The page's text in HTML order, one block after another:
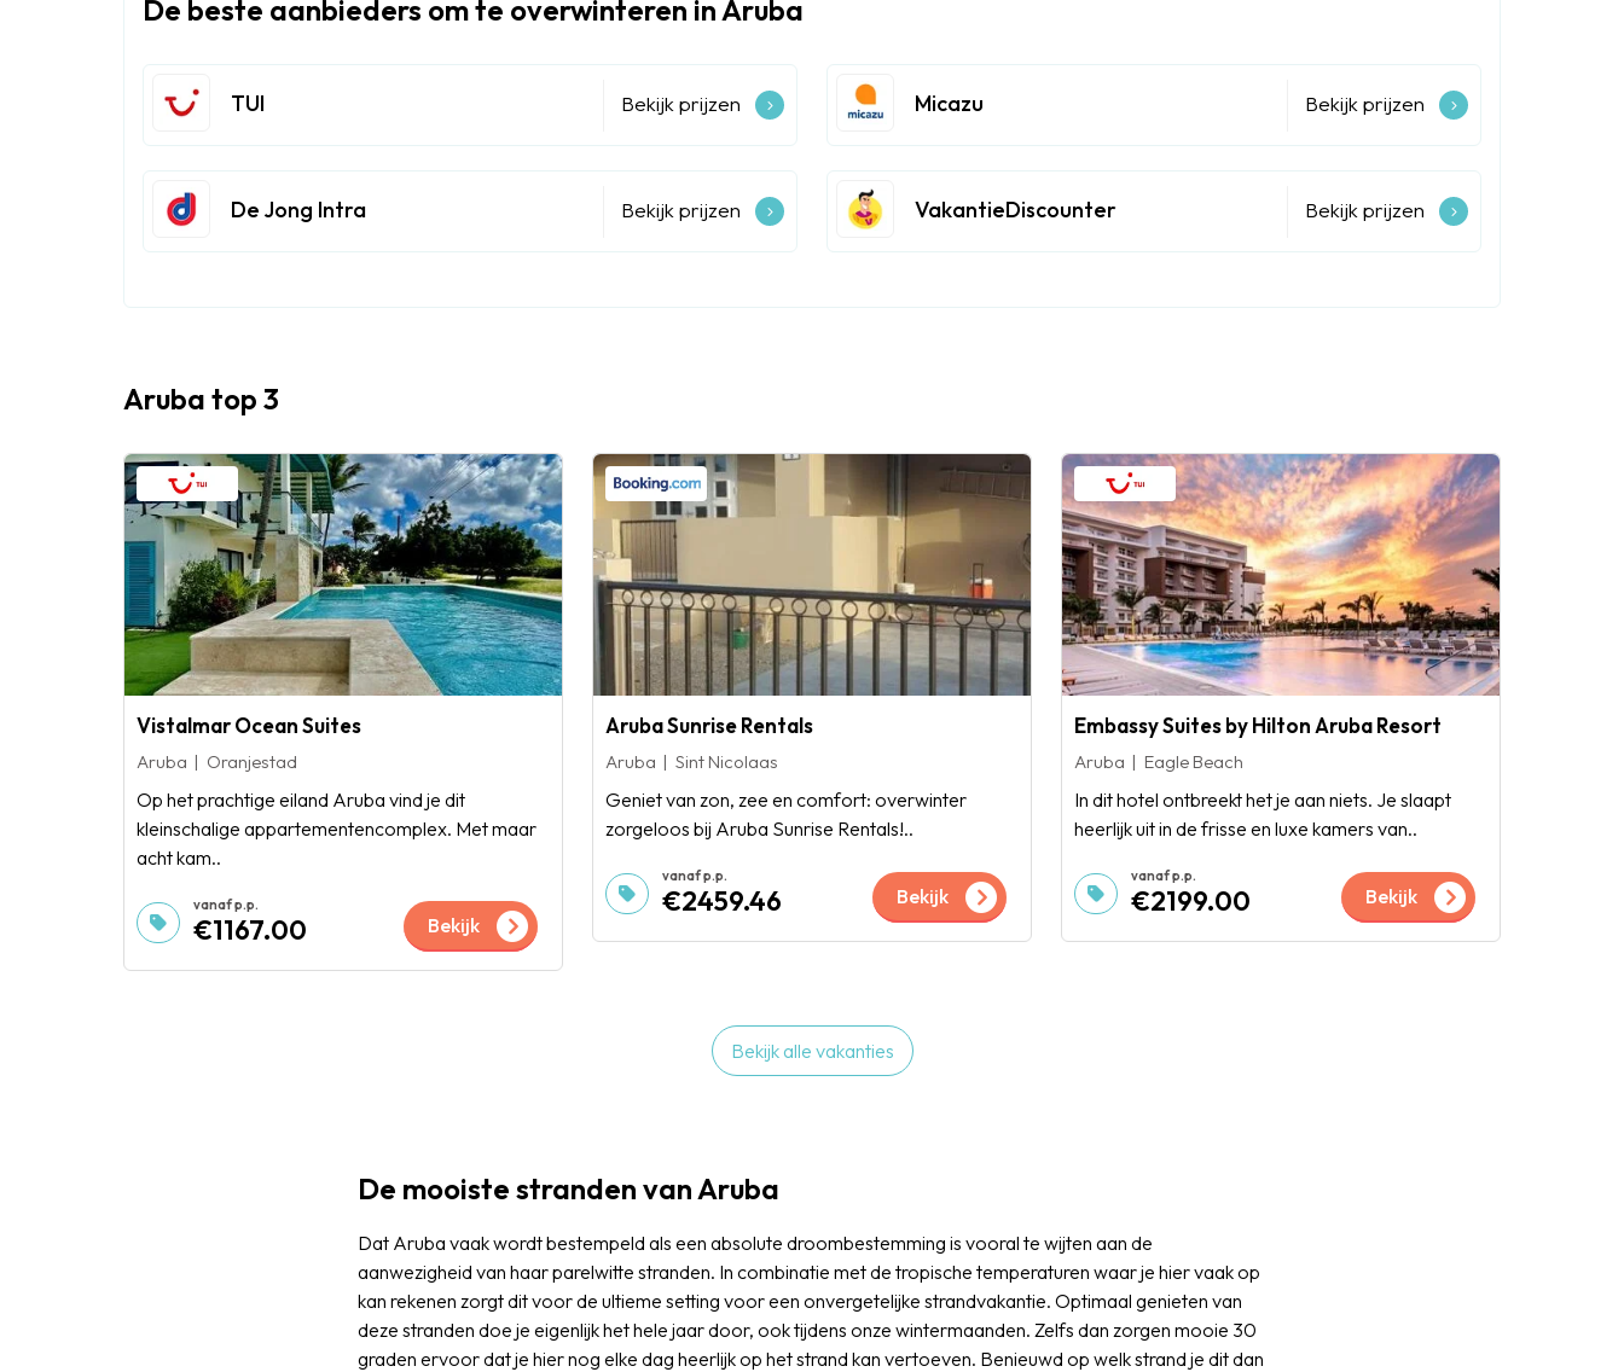
rolex
De beste aanbieders om te overwinteren in Aruba
TUI Bekijk prijzen Micazu Bekijk prijzen
De Jong Intra Bekijk prijzen VakantieDiscounter Bekijk prijzen
Aruba top 3
Vistalmar Ocean Suites
Aruba Oranjestad
Op het prachtige eiland Aruba vind je dit
kleinschalige appartementencomplex. Met maar
acht kam..
€1167.00 Bekijk
Aruba Sunrise Rentals
Aruba Sint Nicolaas
Geniet van zon, zee en comfort: overwinter
zorgeloos bij Aruba Sunrise Rentals!..
€2459.46 Bekijk
Embassy Suites by Hilton Aruba Resort
Aruba Eagle Beach
In dit hotel ontbreekt het je aan niets. Je slaapt
heerlijk uit in de frisse en luxe kamers van..
€2199.00 Bekijk
Bekijk alle vakanties
De mooiste stranden van Aruba
Dat Aruba vaak wordt bestempeld als een absolute droombestemming is vooral te wijten aan de
aanwezigheid van haar parelwitte stranden. In combinatie met de tropische temperaturen waar je hier vaak op
kan rekenen zorgt dit voor de ultieme setting voor een onvergetelijke strandvakantie. Optimaal genieten van
deze stranden doe je eigenlijk het hele jaar door, ook tijdens onze wintermaanden. Zelfs dan zorgen mooie 30
graden ervoor dat je hier nog elke dag heerlijk op het strand kan vertoeven. Benieuwd op welk strand je dit dan